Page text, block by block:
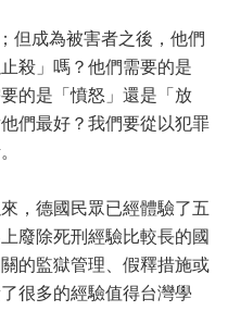
但成為被害者之後，他們
殺」嗎？他們需要的是
的是「憤怒」還是「放
們最好？我們要從以犯罪
，德國民眾已經體驗了五
廢除死刑經驗比較長的國
的監獄管理、假釋措施或
很多的經驗值得台灣學